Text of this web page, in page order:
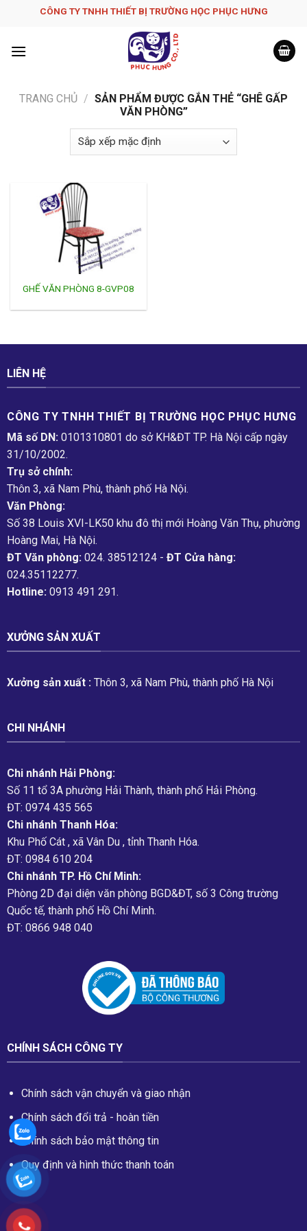
CÔNG TY TNHH THIẾT BỊ TRƯỜNG HỌC PHỤC H­ƯNG
TRANG CHỦ / SẢN PHẨM ĐƯỢC GẮN THẺ “GHÊ GẤP
VĂN PHÒNG”
GHẾ VĂN PHÒNG 8-GVP08
LIÊN HỆ
CÔNG TY TNHH THIẾT BỊ TRƯỜNG HỌC PHỤC H­ƯNG
Mã số DN: 0101310801 do sở KH&ĐT TP. Hà Nội cấp ngày
31/10/2002.
Trụ sở chính:
Thôn 3, xã Nam Phù, thành phố Hà Nội.
Văn Phòng:
Số 38 Louis XVI-LK50 khu đô thị mới Hoàng Văn Thụ, phường
Hoàng Mai, Hà Nội.
ĐT Văn phòng:024. 38512124 - ĐT Cửa hàng:
024.35112277.
Hotline:0913 491 291.
XƯỞNG SẢN XUẤT
Xưởng sản xuất :Thôn 3, xã Nam Phù, thành phố Hà Nội
CHI NHÁNH
Chi nhánh Hải Phòng:
Số 11 tổ 3A phường Hải Thành, thành phố Hải Phòng.
ĐT: 0974 435 565
Chi nhánh Thanh Hóa:
Khu Phố Cát , xã Vân Du , tỉnh Thanh Hóa.
ĐT: 0984 610 204
Chi nhánh TP. Hồ Chí Minh:
Phòng 2D đại diện văn phòng BGD&ĐT, số 3 Công trường
Quốc tế, thành phố Hồ Chí Minh.
ĐT: 0866 948 040
CHÍNH SÁCH CÔNG TY
Chính sách vận chuyển và giao nhận
Chính sách đổi trả - hoàn tiền
Chính sách bảo mật thông tin
Quy định và hình thức thanh toán